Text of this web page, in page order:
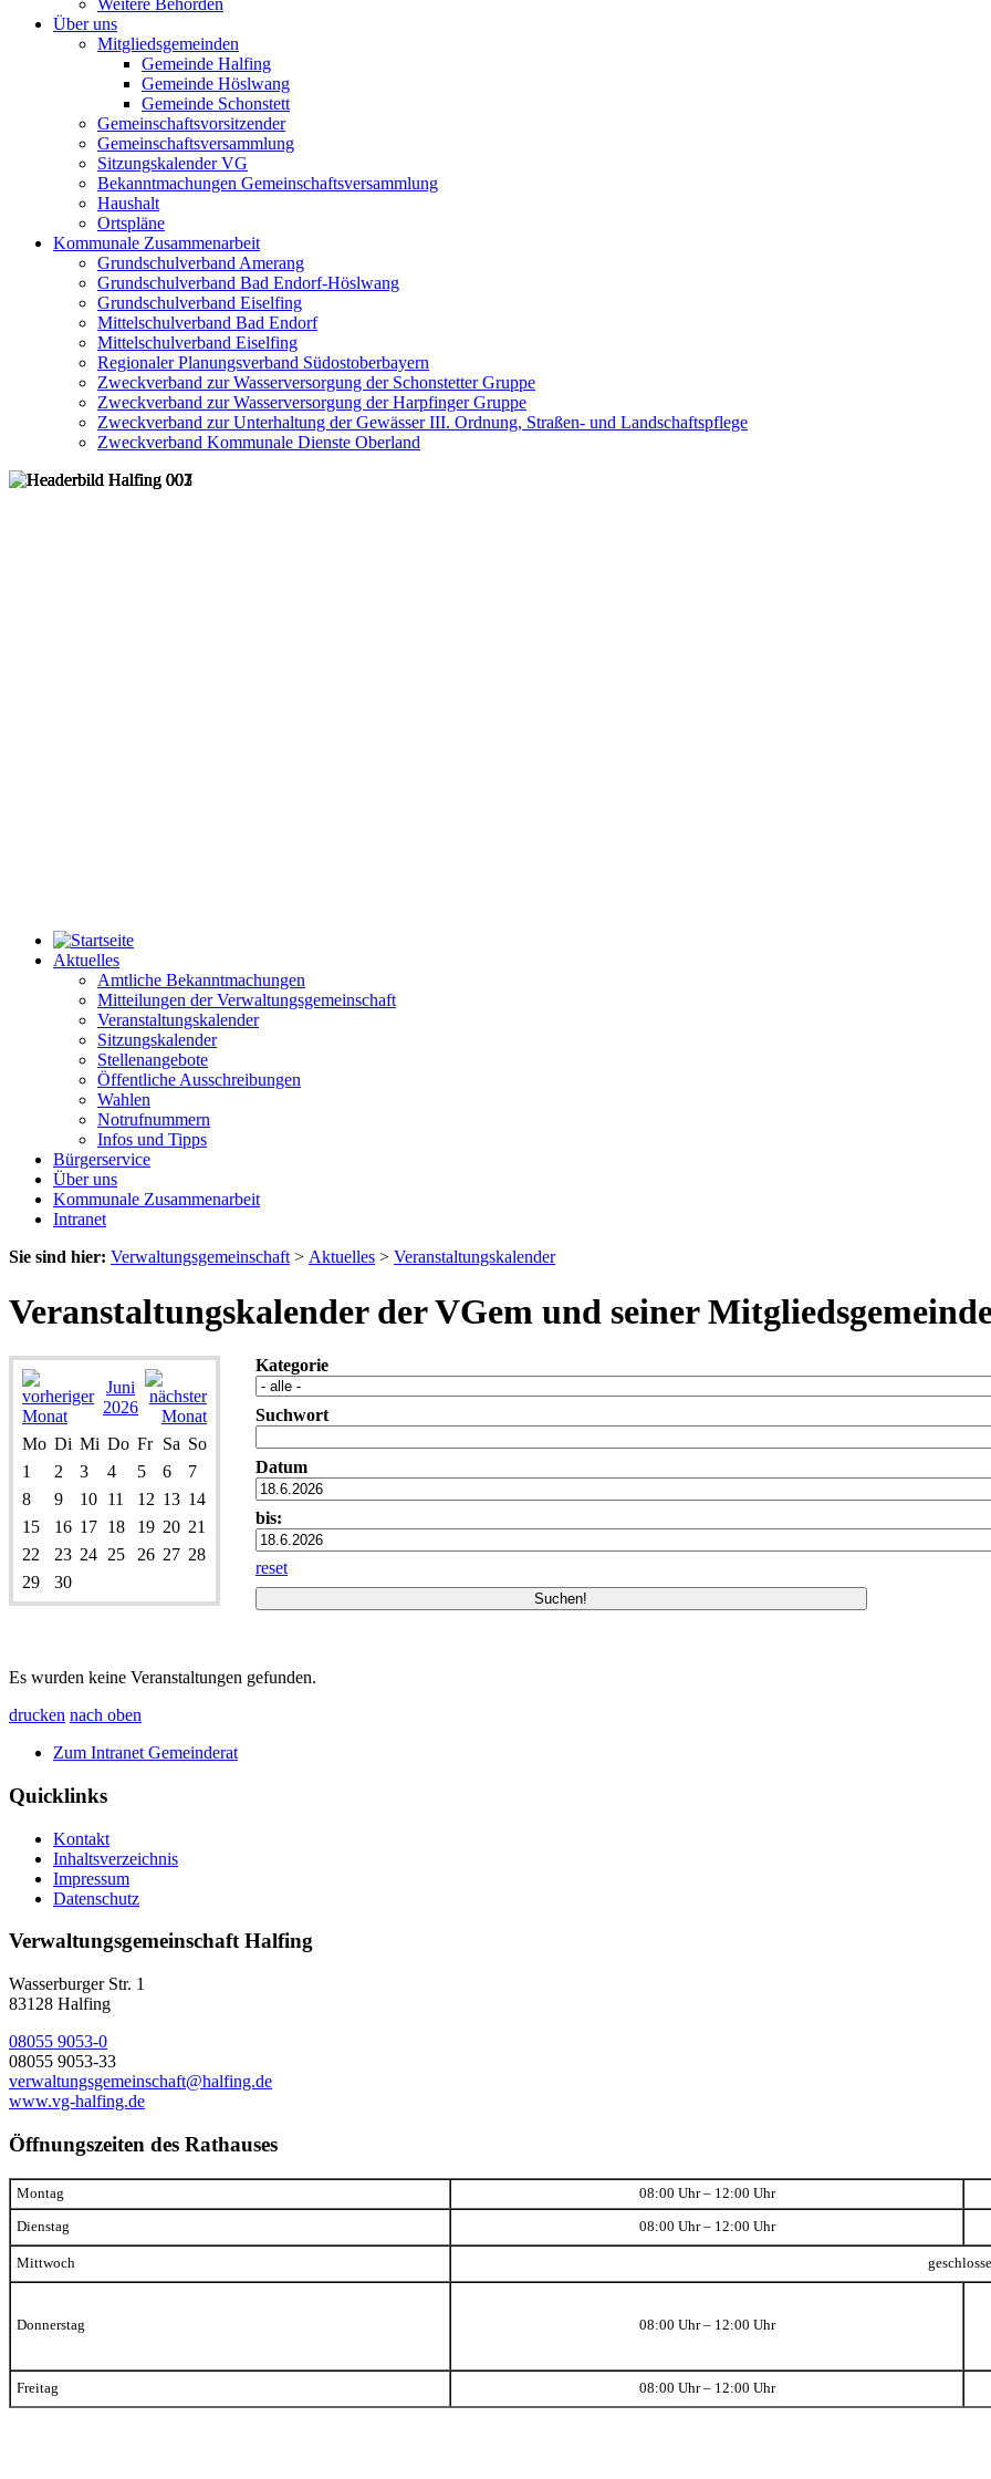
Weitere Behörden
Über uns
Mitgliedsgemeinden
Gemeinde Halfing
Gemeinde Höslwang
Gemeinde Schonstett
Gemeinschaftsvorsitzender
Gemeinschaftsversammlung
Sitzungskalender VG
Bekanntmachungen Gemeinschaftsversammlung
Haushalt
Ortspläne
Kommunale Zusammenarbeit
Grundschulverband Amerang
Grundschulverband Bad Endorf-Höslwang
Grundschulverband Eiselfing
Mittelschulverband Bad Endorf
Mittelschulverband Eiselfing
Regionaler Planungsverband Südostoberbayern
Zweckverband zur Wasserversorgung der Schonstetter Gruppe
Zweckverband zur Wasserversorgung der Harpfinger Gruppe
Zweckverband zur Unterhaltung der Gewässer III. Ordnung, Straßen- und Landschaftspflege
Zweckverband Kommunale Dienste Oberland
Aktuelles
Amtliche Bekanntmachungen
Mitteilungen der Verwaltungsgemeinschaft
Veranstaltungskalender
Sitzungskalender
Stellenangebote
Öffentliche Ausschreibungen
Wahlen
Notrufnummern
Infos und Tipps
Bürgerservice
Über uns
Kommunale Zusammenarbeit
Intranet
Sie sind hier: Verwaltungsgemeinschaft > Aktuelles > Veranstaltungskalender
Veranstaltungskalender der VGem und seiner
Juni
2026
Mo Di Mi Do Fr Sa So
1
2 3 4 5 6
7
8
9 10 11 12 13 14
15
16 17 18 19 20 21
22
23 24 25 26 27 28
29
30
Kategorie
Suchwort
Datum
bis:
reset
Es wurden keine Veranstaltungen gefunden.
drucken nach oben
Zum Intranet Gemeinderat
Quicklinks
Kontakt
Inhaltsverzeichnis
Impressum
Datenschutz
Verwaltungsgemeinschaft Halfing
Wasserburger Str. 1
83128 Halfing
08055 9053-0
08055 9053-33
verwaltungsgemeinschaft@halfing.de
www.vg-halfing.de
Öffnungszeiten des Rathauses
Montag 08:00 Uhr – 12:00 Uhr
Dienstag 08:00 Uhr – 12:00 Uhr
Mittwoch
Donnerstag 08:00 Uhr – 12:00 Uhr
Freitag 08:00 Uhr – 12:00 Uhr